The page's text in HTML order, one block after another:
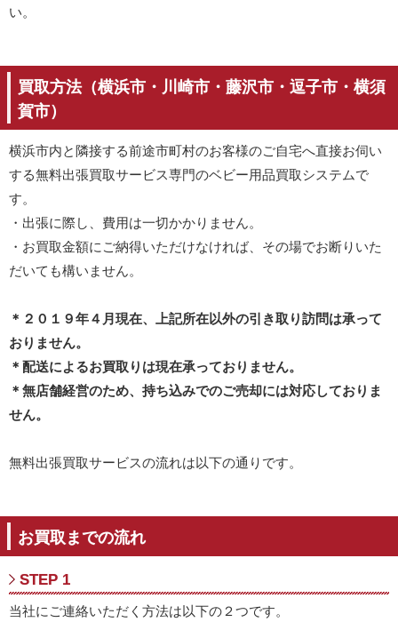
い。
買取方法（横浜市・川崎市・藤沢市・逗子市・横須
賀市）
横浜市内と隣接する前途市町村のお客様のご自宅へ直接お伺い
する無料出張買取サービス専門のベビー用品買取システムで
す。
・出張に際し、費用は一切かかりません。
・お買取金額にご納得いただけなければ、その場でお断りいた
だいても構いません。
＊２０１９年４月現在、上記所在以外の引き取り訪問は承って
おりません。
＊配送によるお買取りは現在承っておりません。
＊無店舗経営のため、持ち込みでのご売却には対応しておりま
せん。
無料出張買取サービスの流れは以下の通りです。
お買取までの流れ
STEP 1
当社にご連絡いただく方法は以下の２つです。